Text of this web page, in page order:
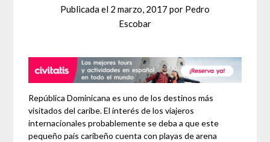
Publicada el 2 marzo, 2017 por Pedro
Escobar
República Dominicana es uno de los destinos más
visitados del caribe. El interés de los viajeros
internacionales probablemente se deba a que este
pequeño país caribeño cuenta con playas de arena